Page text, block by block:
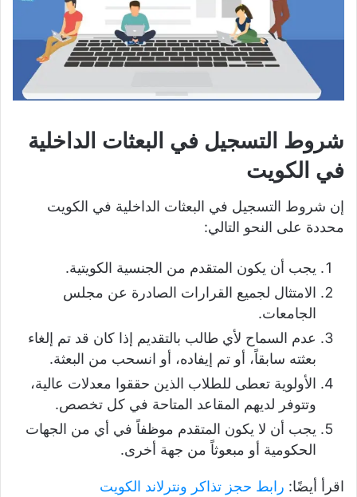
شروط التسجيل في البعثات الداخلية
في الكويت
إن شروط التسجيل في البعثات الداخلية في الكويت
محددة على النحو التالي:
يجب أن يكون المتقدم من الجنسية الكويتية.
الامتثال لجميع القرارات الصادرة عن مجلس
الجامعات.
عدم السماح لأي طالب بالتقديم إذا كان قد تم إلغاء
بعثته سابقاً، أو تم إيفاده، أو انسحب من البعثة.
الأولوية تعطى للطلاب الذين حققوا معدلات عالية،
وتتوفر لديهم المقاعد المتاحة في كل تخصص.
يجب أن لا يكون المتقدم موظفاً في أي من الجهات
الحكومية أو مبعوثاً من جهة أخرى.
اقرأ أيضًا: رابط حجز تذاكر ونترلاند الكويت